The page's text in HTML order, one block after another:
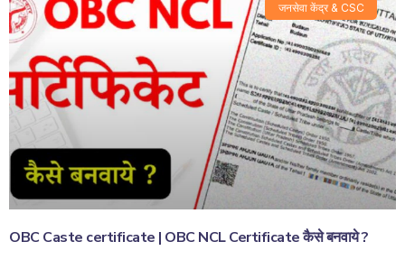
जनसेवा केंद्र & CSC
OBC Caste certificate | OBC NCL Certificate कैसे बनवाये ?